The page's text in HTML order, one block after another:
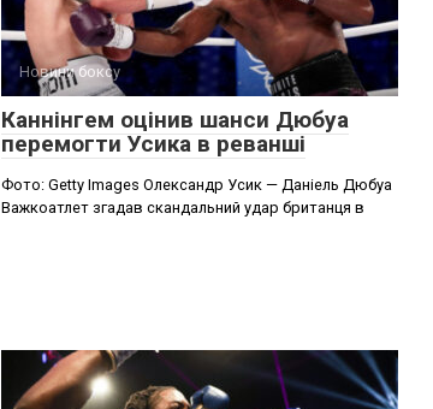
Новини боксу
Каннінгем оцінив шанси Дюбуа
перемогти Усика в реванші
Фото: Getty Images Олександр Усик — Даніель Дюбуа
Важкоатлет згадав скандальний удар британця в